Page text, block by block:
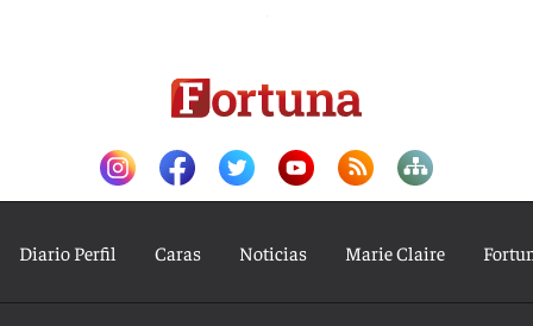
Diario Perfil Caras Noticias Marie Claire